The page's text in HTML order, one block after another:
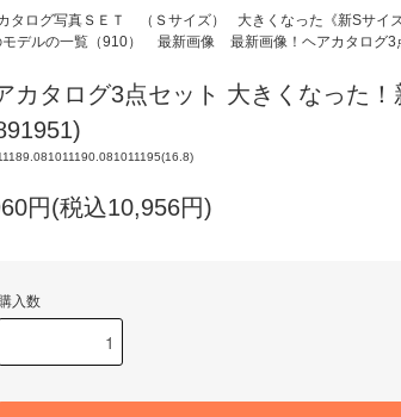
タログ写真ＳＥＴ （Ｓサイズ）
大きくなった《新Sサイズ
デルの一覧（910）
最新画像 最新画像！ヘアカタログ3
カタログ3点セット 大きくなった
円(税込10,956円)
入数